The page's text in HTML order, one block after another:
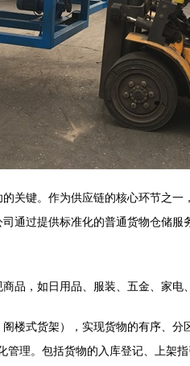
关键。作为供应链的核心环节之
过提供标准化的普通货物仓储服
品，如日用品、服装、五金、家电
楼式货架），实现货物的有序、
管理。包括货物的入库登记、上